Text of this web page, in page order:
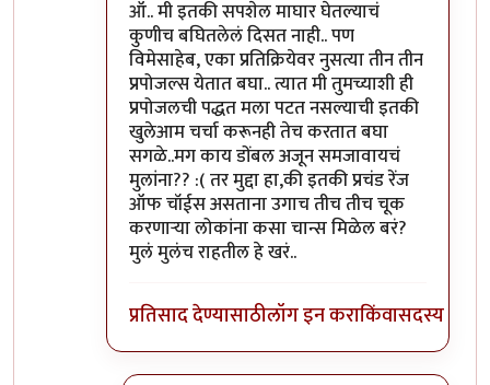
In reply toए गपा रे जरा. पिशी बाईंचा तास
ऑ.. मी इतकी सपशेल माघार घेतल्याचं
कुणीच बघितलेलं दिसत नाही.. पण
विमेसाहेब, एका प्रतिक्रियेवर नुसत्या तीन तीन
प्रपोजल्स येतात बघा.. त्यात मी तुमच्याशी ही
प्रपोजलची पद्धत मला पटत नसल्याची इतकी
खुलेआम चर्चा करूनही तेच करतात बघा
सगळे..मग काय डोंबल अजून समजावायचं
मुलांना?? :( तर मुद्दा हा,की इतकी प्रचंड रेंज
ऑफ चॉईस असताना उगाच तीच तीच चूक
करणार्‍या लोकांना कसा चान्स मिळेल बरं?
मुलं मुलंच राहतील हे खरं..
प्रतिसाद देण्यासाठीलॉग इन कराकिंवासदस्य व्हा